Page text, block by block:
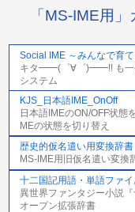
「MS-IME用
Social IME ～みんなで育
キタ━━(゜∀゜)━━!! も一
システム
KJS_日本語IME_OnOff
日本語IMEのON/OFF状態
MEの状態を切り替え
歴史的仮名遣い用変換辞書
MS-IME用旧仮名遣い変換
十二国記用語・単語ファ
異世界ファンタジー小説
オープン拡張辞書